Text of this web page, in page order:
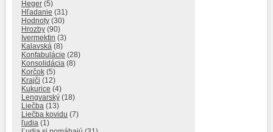
Heger (5)
Hľadanie (31)
Hodnoty (30)
Hrozby (90)
Ivermektin (3)
Kalavská (8)
Konfabulácie (28)
Konsolidácia (8)
Korčok (5)
Krajči (12)
Kukurice (4)
Lengvarský (18)
Liečba (13)
Liečba kovidu (7)
ľudia (1)